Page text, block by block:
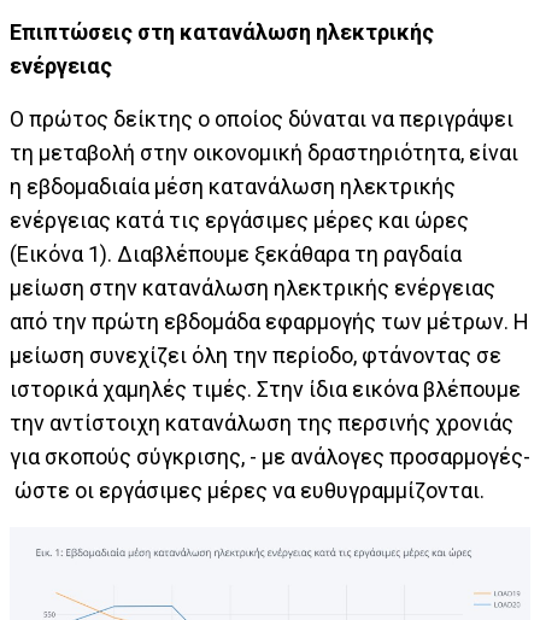
Επιπτώσεις στη κατανάλωση ηλεκτρικής
ενέργειας
Ο πρώτος δείκτης ο οποίος δύναται να περιγράψει
τη μεταβολή στην οικονομική δραστηριότητα, είναι
η εβδομαδιαία μέση κατανάλωση ηλεκτρικής
ενέργειας κατά τις εργάσιμες μέρες και ώρες
(Εικόνα 1). Διαβλέπουμε ξεκάθαρα τη ραγδαία
μείωση στην κατανάλωση ηλεκτρικής ενέργειας
από την πρώτη εβδομάδα εφαρμογής των μέτρων. Η
μείωση συνεχίζει όλη την περίοδο, φτάνοντας σε
ιστορικά χαμηλές τιμές. Στην ίδια εικόνα βλέπουμε
την αντίστοιχη κατανάλωση της περσινής χρονιάς
για σκοπούς σύγκρισης, - με ανάλογες προσαρμογές-
ώστε οι εργάσιμες μέρες να ευθυγραμμίζονται.